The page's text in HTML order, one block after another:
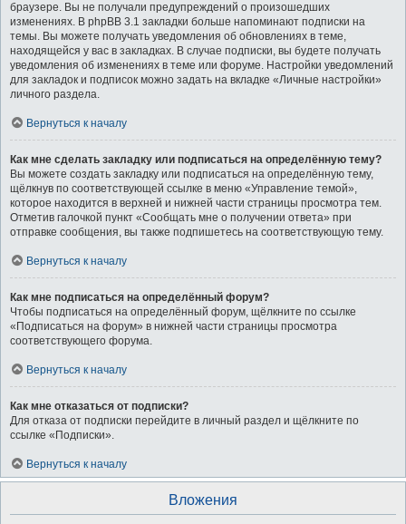
браузере. Вы не получали предупреждений о произошедших
изменениях. В phpBB 3.1 закладки больше напоминают подписки на
темы. Вы можете получать уведомления об обновлениях в теме,
находящейся у вас в закладках. В случае подписки, вы будете получать
уведомления об изменениях в теме или форуме. Настройки уведомлений
для закладок и подписок можно задать на вкладке «Личные настройки»
личного раздела.
Вернуться к началу
Как мне сделать закладку или подписаться на определённую тему?
Вы можете создать закладку или подписаться на определённую тему,
щёлкнув по соответствующей ссылке в меню «Управление темой»,
которое находится в верхней и нижней части страницы просмотра тем.
Отметив галочкой пункт «Сообщать мне о получении ответа» при
отправке сообщения, вы также подпишетесь на соответствующую тему.
Вернуться к началу
Как мне подписаться на определённый форум?
Чтобы подписаться на определённый форум, щёлкните по ссылке
«Подписаться на форум» в нижней части страницы просмотра
соответствующего форума.
Вернуться к началу
Как мне отказаться от подписки?
Для отказа от подписки перейдите в личный раздел и щёлкните по
ссылке «Подписки».
Вернуться к началу
Вложения